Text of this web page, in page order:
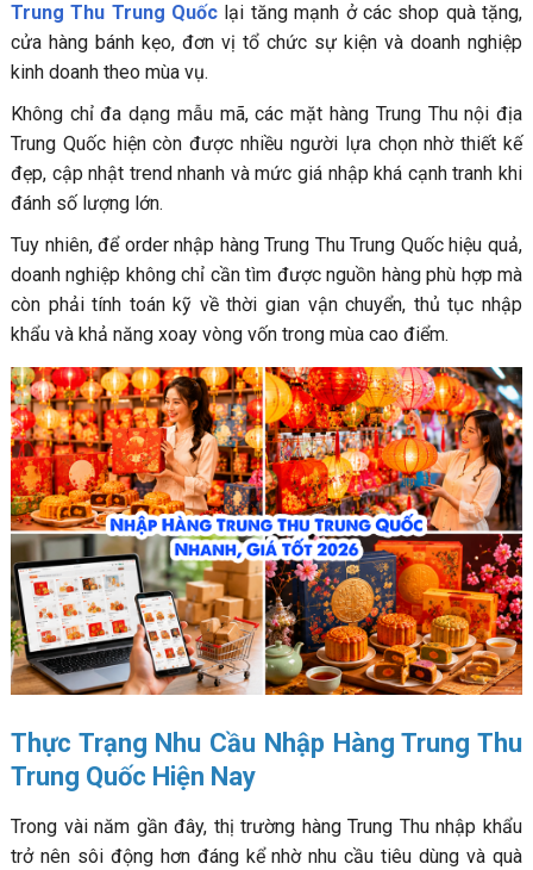
Các Mặt Hàng Trung Thu Trung Quốc Được Nhập Nhiều
Hiện Nay
Những Rủi Ro Khi Order Nhập Hàng Trung Thu Trung
Quốc
Order Nhập Hàng Trung Thu Trung Quốc Qua Các Nền
Tảng Nội Địa
Hoa Nam Logistics - Dịch Vụ Nhập Hàng Trung Thu
Trung Quốc Nhanh, Chính Ngạch
FAQ - Câu Hỏi Thường Gặp Khi Nhập Hàng Trung Thu
Trung Quốc
Trung Thu Trung Quốc lại tăng mạnh ở các shop quà tặng,
cửa hàng bánh kẹo, đơn vị tổ chức sự kiện và doanh nghiệp
kinh doanh theo mùa vụ.
Không chỉ đa dạng mẫu mã, các mặt hàng Trung Thu nội địa
Trung Quốc hiện còn được nhiều người lựa chọn nhờ thiết kế
đẹp, cập nhật trend nhanh và mức giá nhập khá cạnh tranh khi
đánh số lượng lớn.
Tuy nhiên, để order nhập hàng Trung Thu Trung Quốc hiệu quả,
doanh nghiệp không chỉ cần tìm được nguồn hàng phù hợp mà
còn phải tính toán kỹ về thời gian vận chuyển, thủ tục nhập
khẩu và khả năng xoay vòng vốn trong mùa cao điểm.
Thực Trạng Nhu Cầu Nhập Hàng Trung Thu
Trung Quốc Hiện Nay
Trong vài năm gần đây, thị trường hàng Trung Thu nhập khẩu
trở nên sôi động hơn đáng kể nhờ nhu cầu tiêu dùng và quà